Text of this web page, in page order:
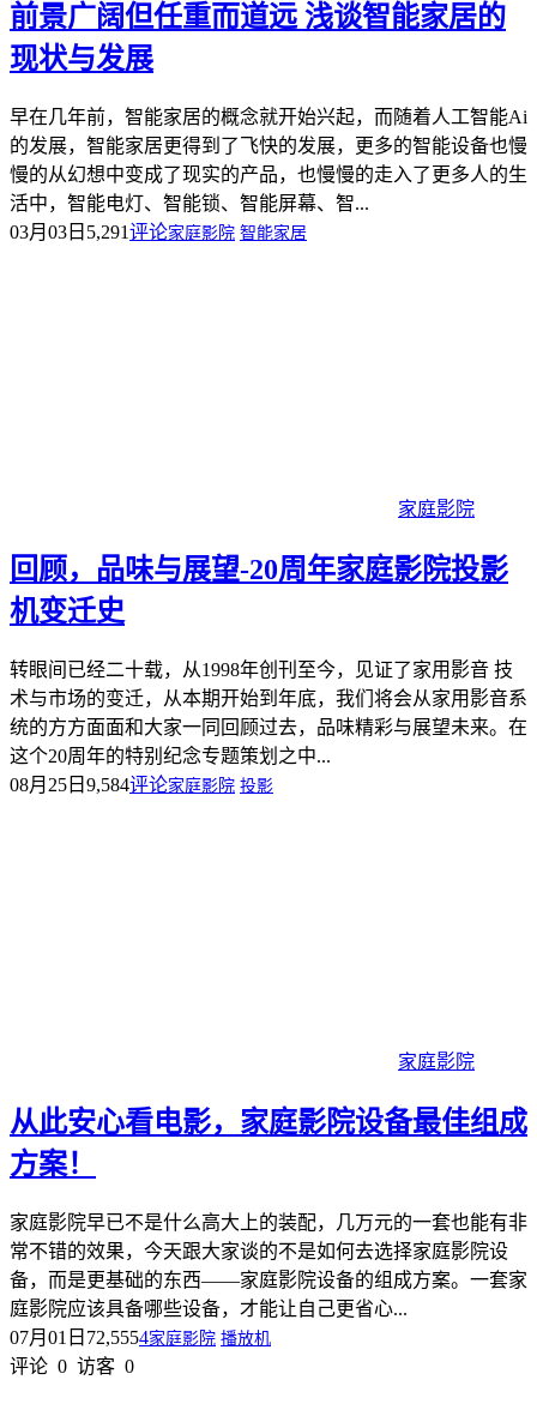
前景广阔但任重而道远 浅谈智能家居的
现状与发展
早在几年前，智能家居的概念就开始兴起，而随着人工智能Ai
的发展，智能家居更得到了飞快的发展，更多的智能设备也慢
慢的从幻想中变成了现实的产品，也慢慢的走入了更多人的生
活中，智能电灯、智能锁、智能屏幕、智...
03月03日 5,291评论家庭影院 智能家居
家庭影院
回顾，品味与展望-20周年家庭影院投影
机变迁史
转眼间已经二十载，从1998年创刊至今，见证了家用影音 技
术与市场的变迁，从本期开始到年底，我们将会从家用影音系
统的方方面面和大家一同回顾过去，品味精彩与展望未来。在
这个20周年的特别纪念专题策划之中...
08月25日 9,584评论家庭影院 投影
家庭影院
从此安心看电影，家庭影院设备最佳组成
方案！
家庭影院早已不是什么高大上的装配，几万元的一套也能有非
常不错的效果，今天跟大家谈的不是如何去选择家庭影院设
备，而是更基础的东西——家庭影院设备的组成方案。一套家
庭影院应该具备哪些设备，才能让自己更省心...
07月01日 72,5554家庭影院 播放机
评论 0 访客 0